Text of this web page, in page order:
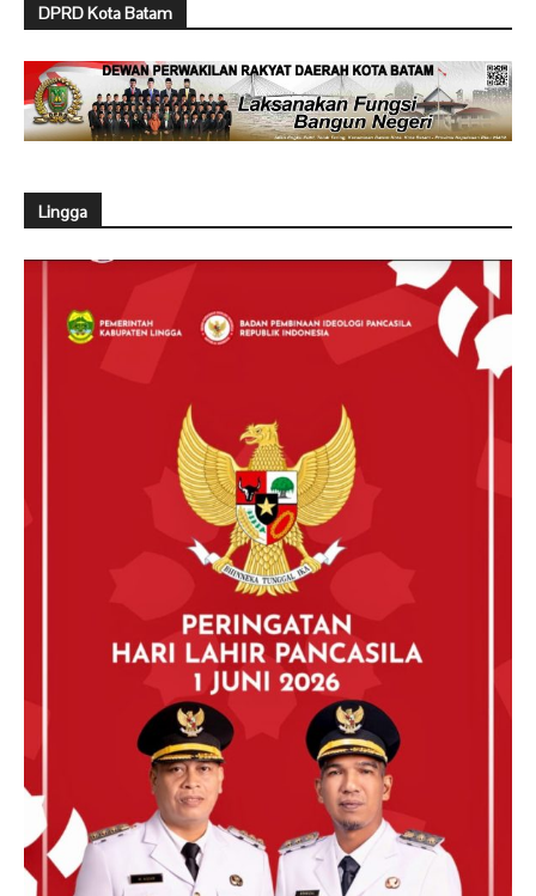
DPRD Kota Batam
Lingga